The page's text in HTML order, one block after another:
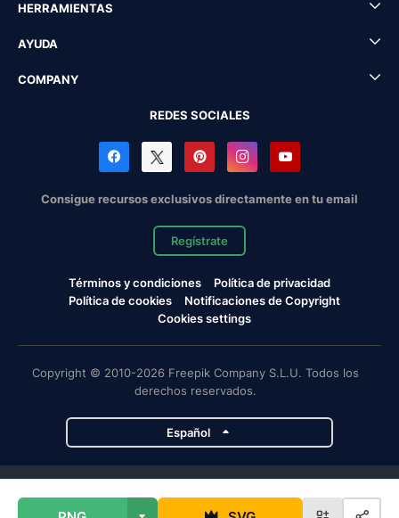
HERRAMIENTAS
AYUDA
COMPANY
REDES SOCIALES
Consigue recursos exclusivos directamente en tu email
Regístrate
Términos y condiciones
Política de privacidad
Política de cookies
Notificaciones de Copyright
Cookies settings
Copyright © 2010-2026 Freepik Company S.L.U. Todos los
derechos reservados.
Español